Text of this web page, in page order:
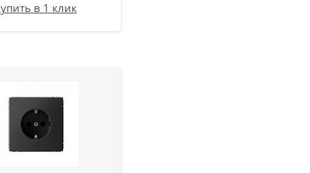
в 1 клик